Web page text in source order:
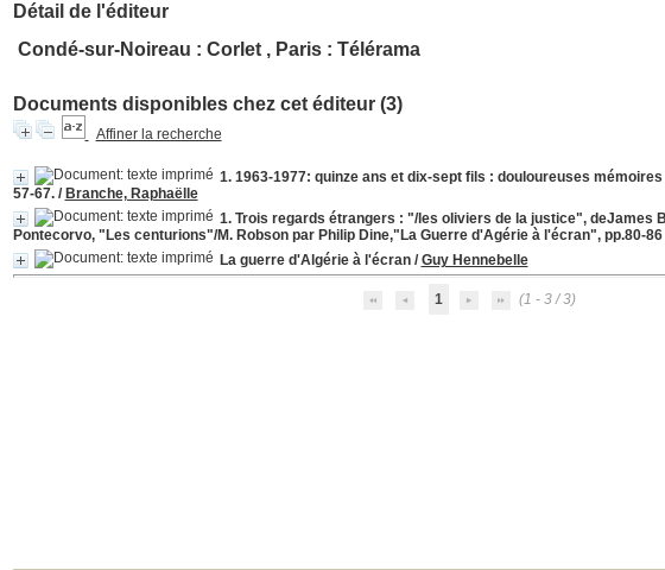
Détail de l'éditeur
Condé-sur-Noireau : Corlet , Paris : Télérama
Documents disponibles chez cet éditeur (3)
Affiner la recherche
1. 1963-1977: quinze ans et dix-sept fils : douloureuses
57-67./ Branche, Raphaëlle
1. Trois regards étrangers : "/les oliviers de la justice", deJames
Pontecorvo, "Les centurions"/M. Robson par Philip Dine,"La Guerre d'Agérie à l'écran", pp.80-86
La guerre d'Algérie à l'écran/Guy Hennebelle
1 (1 - 3 / 3)